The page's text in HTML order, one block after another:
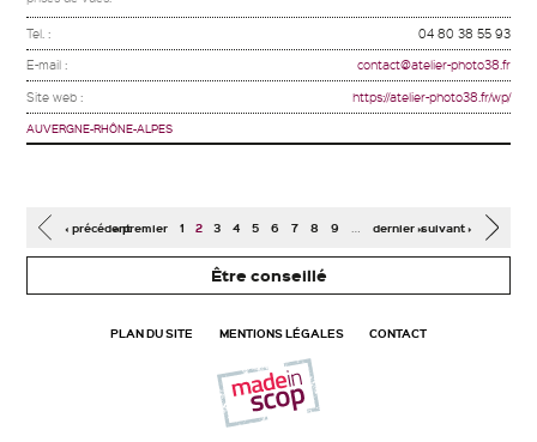
Tel. : 04 80 38 55 93
E-mail : contact@atelier-photo38.fr
Site web : https://atelier-photo38.fr/wp/
AUVERGNE-RHÔNE-ALPES
Pages
« premier
‹ précédent 1 2 3 4 5 6 7 8 9 suivant ›
dernier »
Être conseillé
PLAN DU SITE MENTIONS LÉGALES CONTACT